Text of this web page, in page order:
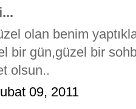
olan benim
bir gün,güzel bir
olsun..
09, 2011